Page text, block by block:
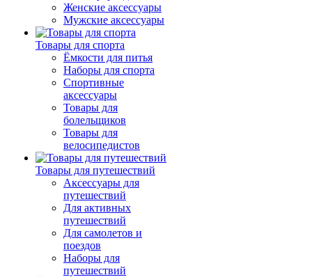
Женские аксессуары
Мужские аксессуары
Товары для спорта
Ёмкости для питья
Наборы для спорта
Спортивные
аксессуары
Товары для
болельщиков
Товары для
велосипедистов
Товары для путешествий
Аксессуары для
путешествий
Для активных
путешествий
Для самолетов и
поездов
Наборы для
путешествий